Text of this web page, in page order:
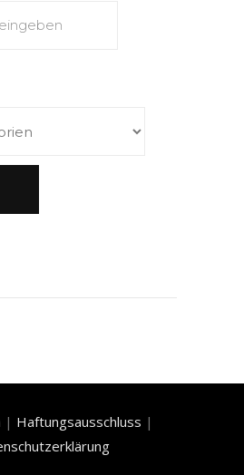
| Haftungsausschluss |